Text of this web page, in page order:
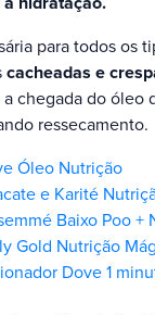
para todos os
cacheadas e
chegada do óleo
ressecamento.
Óleo Nutrição
e Karité
Baixo Poo +
Gold Nutrição
Dove 1